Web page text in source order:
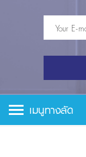
เมนูทางลัด